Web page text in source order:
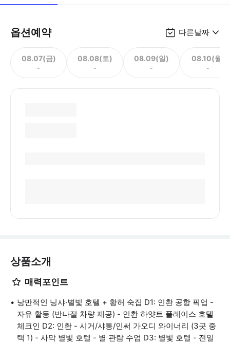
옵션예약 다른날짜
08.07(금)
-
08.08(토)
-
08.09(일)
-
08.10(월)
-
상품소개
매력포인트
낭만적인 닝샤·별빛 호텔 + 황허 숙집 D1: 인촨 공항 픽업 -
자유 활동 (반나절 차량 제공) - 인촨 하얏트 플레이스 호텔
체크인 D2: 인촨 - 시거/샤통/인써 가오디 와이너리 (3곳 중
택 1) - 사막 별빛 호텔 - 별 관람 수업 D3: 별빛 호텔 - 전일